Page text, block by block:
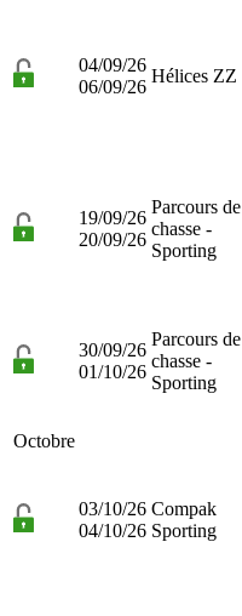
04/09/26
06/09/26
Hélices ZZ
19/09/26
20/09/26
Parcours de
chasse -
Sporting
30/09/26
01/10/26
Parcours de
chasse -
Sporting
Octobre
03/10/26
04/10/26
Compak
Sporting